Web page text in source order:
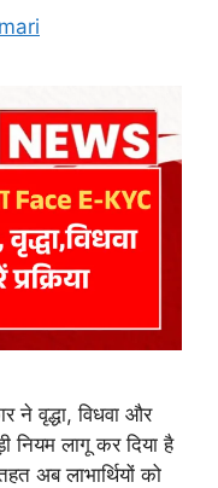
वृद्धा, विधवा और
नियम लागू कर दिया है
अब लाभार्थियों को